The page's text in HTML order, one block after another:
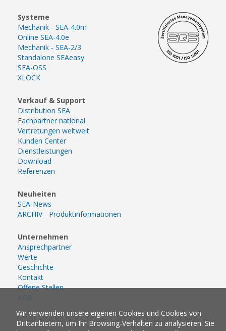
Systeme
Mechanik - SEA-4.0m
Online SEA-4.0e
Mechanik - SEA-2/3
Standalone SEAeasy
SEA-OSS
XLOCK
Verkauf & Support
Distribution SEA
Fachpartner national
Vertretungen weltweit
Kunden Center
Dienstleistungen
Download
Referenzen
Neuheiten
SEA-News
ARCHIV - Produktinformationen
Unternehmen
Ansprechpartner
Werte
Geschichte
Kontakt
Offene Stellen
Wir verwenden unsere eigenen Cookies und Cookies von
Drittanbietern, um Ihr Browsing-Verhalten zu analysieren. Sie